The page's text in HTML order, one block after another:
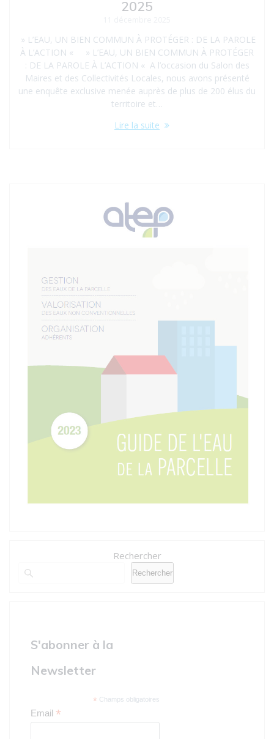
2025
» L’EAU, UN BIEN COMMUN À PROTÉGER : DE LA PAROLE
À L’ACTION « » L’EAU, UN BIEN COMMUN À PROTÉGER
: DE LA PAROLE À L’ACTION « A l’occasion du Salon des
Maires et des Collectivités Locales, nous avons présenté
une enquête exclusive menée auprès de plus de 200 élus du
territoire et…
Lire la suite
Rechercher
Rechercher
S'abonner à la
Newsletter
* Champs obligatoires
Email *